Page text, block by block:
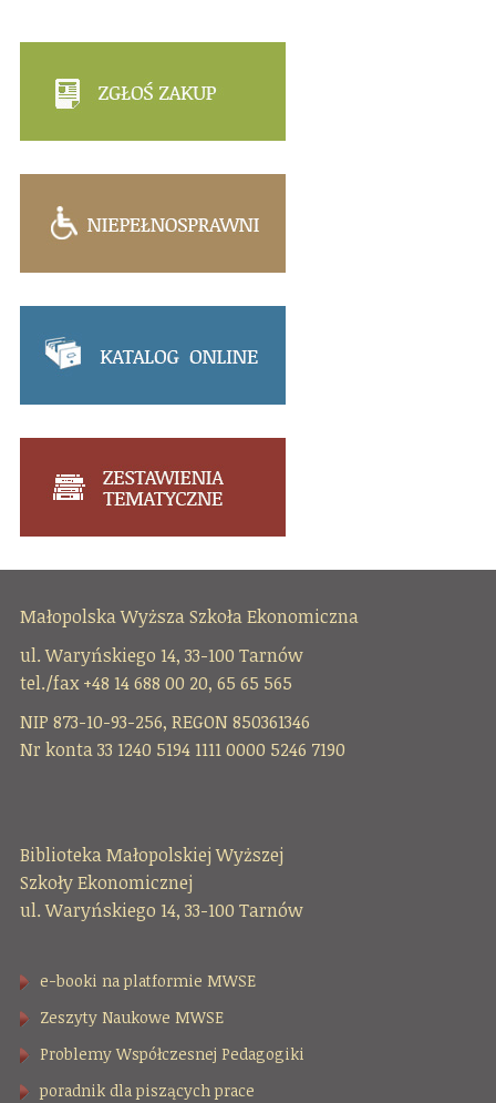
Małopolska Wyższa Szkoła Ekonomiczna
ul. Waryńskiego 14, 33-100 Tarnów
tel./fax +48 14 688 00 20, 65 65 565
NIP 873-10-93-256, REGON 850361346
Nr konta 33 1240 5194 1111 0000 5246 7190
Biblioteka Małopolskiej Wyższej
Szkoły Ekonomicznej
ul. Waryńskiego 14, 33-100 Tarnów
e-booki na platformie MWSE
Zeszyty Naukowe MWSE
Problemy Współczesnej Pedagogiki
poradnik dla piszących prace